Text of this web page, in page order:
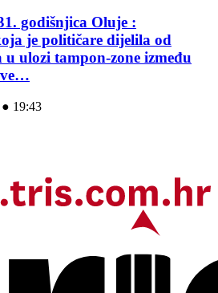
godišnjica Oluje :
je političare dijelila od
ulozi tampon-zone između
19:43